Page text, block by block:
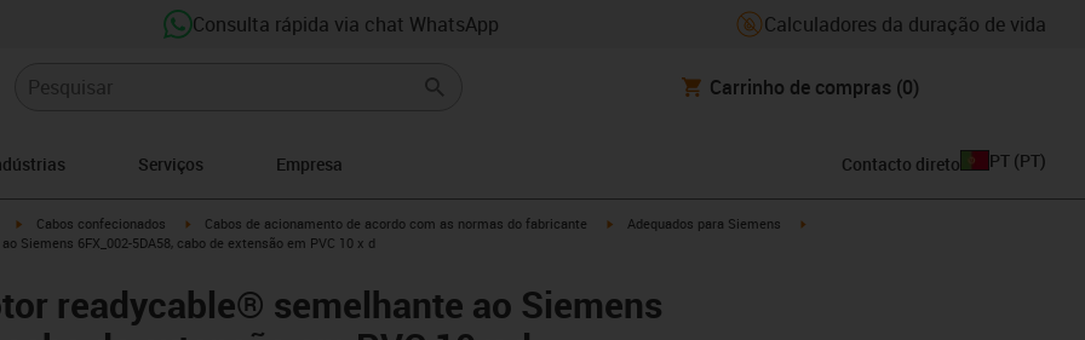
Consulta rápida via chat WhatsApp Calculadores da duração de vida
Carrinho de compras (0)
Serviços Empresa Contacto direto PT (PT)
igus-icon-arrow-right
Cabos confecionados igus-icon-arrow-right
Cabos de acionamento de acordo com as normas do fabricante igus-icon-arrow-right
Adequados para Siemens
Siemens 6FX_002-5DA58, cabo de extensão em PVC 10 x d
readycable® semelhante ao Siemens